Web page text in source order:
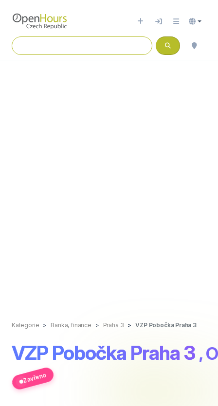
Kategorie Banka, finance Praha 3 VZP Pobočka Praha 3
VZP Pobočka Praha 3 ,
Zavřeno